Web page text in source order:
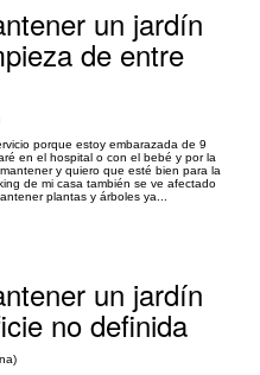
un jardín
de entre
porque estoy embarazada de 9
en el hospital o con el bebé y por la
y quiero que esté bien para la
de mi casa también se ve afectado
plantas y árboles ya...
un jardín
no definida